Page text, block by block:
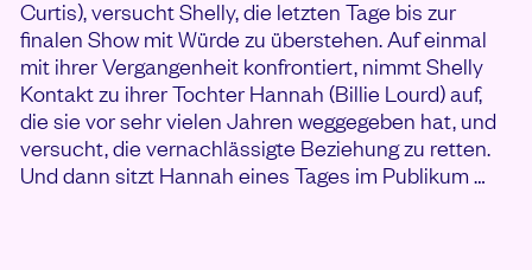
Curtis), versucht Shelly, die letzten Tage bis zur
finalen Show mit Würde zu überstehen. Auf einmal
mit ihrer Vergangenheit konfrontiert, nimmt Shelly
Kontakt zu ihrer Tochter Hannah (Billie Lourd) auf,
die sie vor sehr vielen Jahren weggegeben hat, und
versucht, die vernachlässigte Beziehung zu retten.
Und dann sitzt Hannah eines Tages im Publikum …